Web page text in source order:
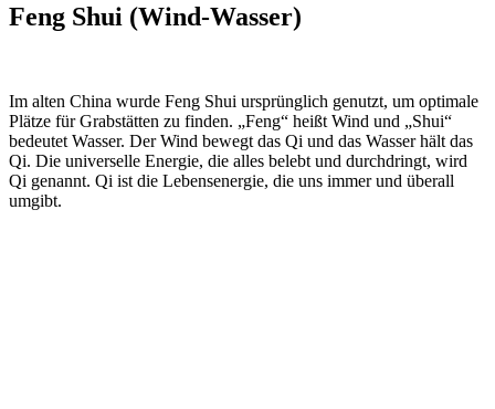
Feng Shui (Wind-Wasser)
Im alten China wurde Feng Shui ursprünglich genutzt, um optimale
Plätze für Grabstätten zu finden. „Feng“ heißt Wind und „Shui“
bedeutet Wasser. Der Wind bewegt das Qi und das Wasser hält das
Qi. Die universelle Energie, die alles belebt und durchdringt, wird
Qi genannt. Qi ist die Lebensenergie, die uns immer und überall
umgibt.